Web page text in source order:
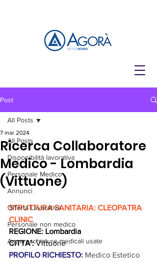
Post
All Posts
Disponibilità lavorativa
Personale Medico
Annunci
Offerta Lavorativa
Personale non medico
Apparecchiature medicali usate
All Posts
Ricerca Collaboratore
Medico - Lombardia
(Vittuone)
7 mar 2024
STRUTTURA SANITARIA: CLEOPATRA
CLINIC
REGIONE: Lombardia
CITTA': Vittuone
PROFILO RICHIESTO: Medico Estetico